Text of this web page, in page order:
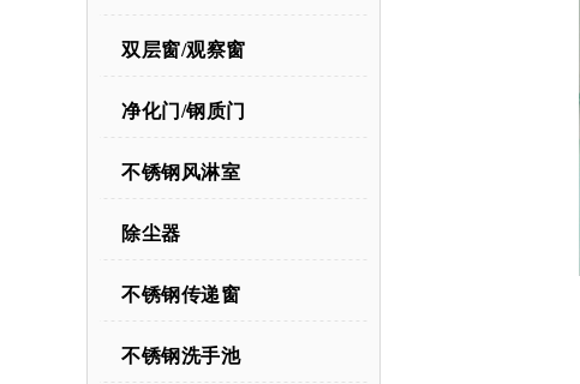
双层窗/观察窗
净化门/钢质门
不锈钢风淋室
除尘器
不锈钢传递窗
不锈钢洗手池